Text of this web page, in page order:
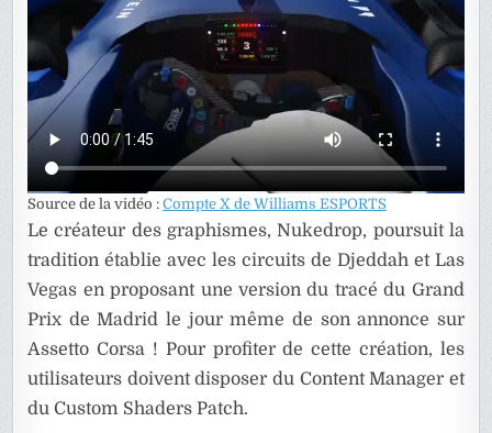
Source de la vidéo :Compte X de Williams ESPORTS
Le créateur des graphismes, Nukedrop, poursuit la
tradition établie avec les circuits de Djeddah et Las
Vegas en proposant une version du tracé du Grand
Prix de Madrid le jour même de son annonce sur
Assetto Corsa ! Pour profiter de cette création, les
utilisateurs doivent disposer du Content Manager et
du Custom Shaders Patch.